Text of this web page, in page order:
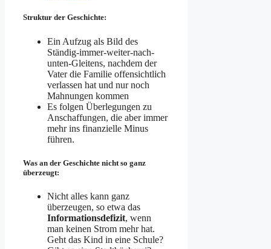
Struktur der Geschichte:
Ein Aufzug als Bild des
Ständig-immer-weiter-nach-
unten-Gleitens, nachdem der
Vater die Familie offensichtlich
verlassen hat und nur noch
Mahnungen kommen
Es folgen Überlegungen zu
Anschaffungen, die aber immer
mehr ins finanzielle Minus
führen.
Was an der Geschichte nicht so ganz
überzeugt:
Nicht alles kann ganz
überzeugen, so etwa das
Informationsdefizit, wenn
man keinen Strom mehr hat.
Geht das Kind in eine Schule?